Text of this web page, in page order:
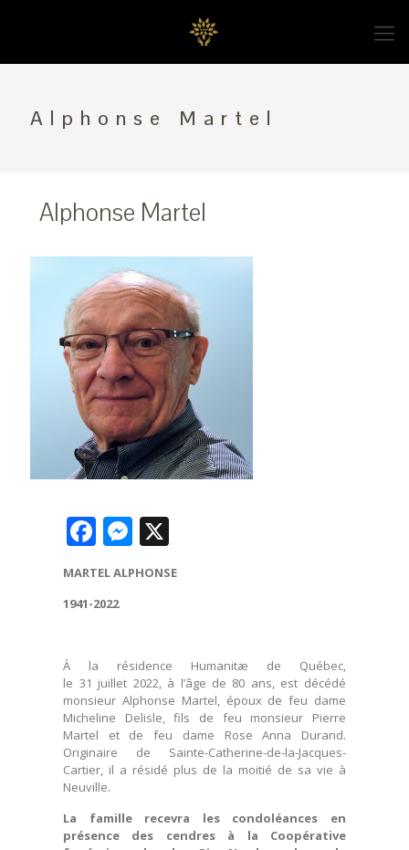
Alphonse Martel
Alphonse Martel
Facebook
Messenger
MARTEL ALPHONSE
1941-2022
À la résidence Humanitæ de Québec,
le 31 juillet 2022, à l’âge de 80 ans, est décédé
monsieur Alphonse Martel, époux de feu dame
Micheline Delisle, fils de feu monsieur Pierre
Martel et de feu dame Rose Anna Durand.
Originaire de Sainte-Catherine-de-la-Jacques-
Cartier, il a résidé plus de la moitié de sa vie à
Neuville.
La famille recevra les condoléances en
présence des cendres à la Coopérative